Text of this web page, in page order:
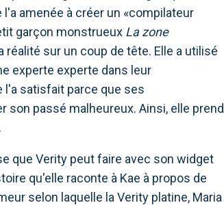
amenée à créer un «compilateur
garçon monstrueux La zone
réalité sur un coup de tête. Elle a utilisé
experte experte dans leur
l'a satisfait parce que ses
passé malheureux. Ainsi, elle prend
que Verity peut faire avec son widget
qu'elle raconte à Kae à propos de
selon laquelle la Verity platine, Maria